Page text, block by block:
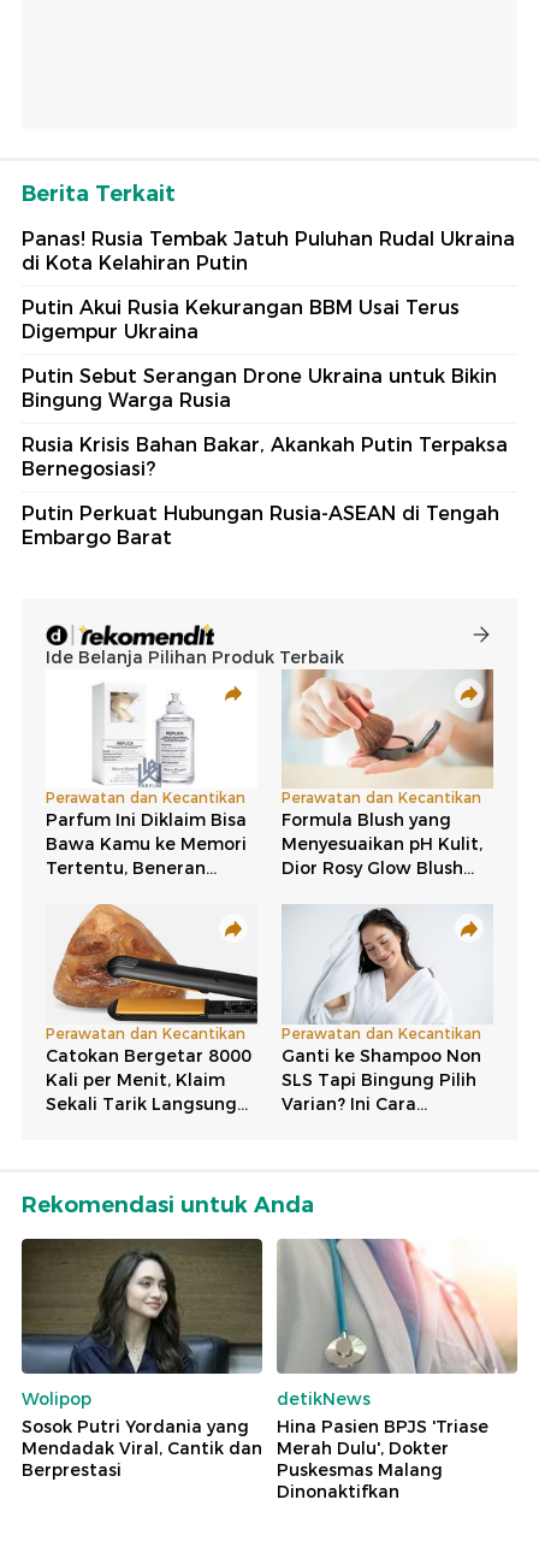
Berita Terkait
Panas! Rusia Tembak Jatuh Puluhan Rudal Ukraina
di Kota Kelahiran Putin
Putin Akui Rusia Kekurangan BBM Usai Terus
Digempur Ukraina
Putin Sebut Serangan Drone Ukraina untuk Bikin
Bingung Warga Rusia
Rusia Krisis Bahan Bakar, Akankah Putin Terpaksa
Bernegosiasi?
Putin Perkuat Hubungan Rusia-ASEAN di Tengah
Embargo Barat
Rekomendasi untuk Anda
Wolipop
Sosok Putri Yordania yang
Mendadak Viral, Cantik dan
Berprestasi
detikNews
Hina Pasien BPJS 'Triase
Merah Dulu', Dokter
Puskesmas Malang
Dinonaktifkan